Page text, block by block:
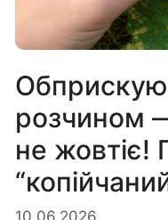
Обприскую
розчином
не жовтіє!
10.06.2026